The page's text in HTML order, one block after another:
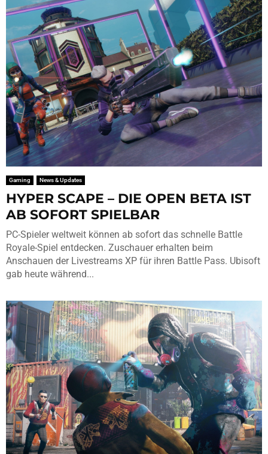
Gaming News & Updates
HYPER SCAPE – DIE OPEN BETA IST
AB SOFORT SPIELBAR
PC-Spieler weltweit können ab sofort das schnelle Battle
Royale-Spiel entdecken. Zuschauer erhalten beim
Anschauen der Livestreams XP für ihren Battle Pass. Ubisoft
gab heute während...